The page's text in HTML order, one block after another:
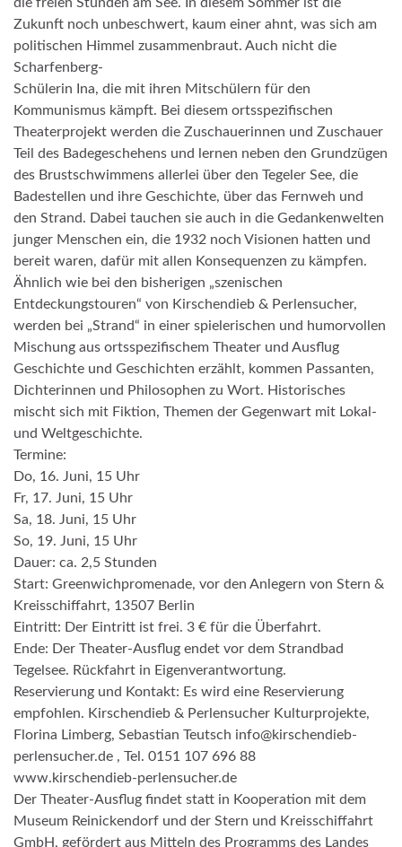
Zukunft noch unbeschwert, kaum einer ahnt, was sich am
politischen Himmel zusammenbraut. Auch nicht die
Scharfenberg-
Schülerin Ina, die mit ihren Mitschülern für den
Kommunismus kämpft. Bei diesem ortsspezifischen
Theaterprojekt werden die Zuschauerinnen und Zuschauer
Teil des Badegeschehens und lernen neben den Grundzügen
des Brustschwimmens allerlei über den Tegeler See, die
Badestellen und ihre Geschichte, über das Fernweh und
den Strand. Dabei tauchen sie auch in die Gedankenwelten
junger Menschen ein, die 1932 noch Visionen hatten und
bereit waren, dafür mit allen Konsequenzen zu kämpfen.
Ähnlich wie bei den bisherigen „szenischen
Entdeckungstouren“ von Kirschendieb & Perlensucher,
werden bei „Strand“ in einer spielerischen und humorvollen
Mischung aus ortsspezifischem Theater und Ausflug
Geschichte und Geschichten erzählt, kommen Passanten,
Dichterinnen und Philosophen zu Wort. Historisches
mischt sich mit Fiktion, Themen der Gegenwart mit Lokal-
und Weltgeschichte.
Termine:
Do, 16. Juni, 15 Uhr
Fr, 17. Juni, 15 Uhr
Sa, 18. Juni, 15 Uhr
So, 19. Juni, 15 Uhr
Dauer: ca. 2,5 Stunden
Start: Greenwichpromenade, vor den Anlegern von Stern &
Kreisschiffahrt, 13507 Berlin
Eintritt: Der Eintritt ist frei. 3 € für die Überfahrt.
Ende: Der Theater-Ausflug endet vor dem Strandbad
Tegelsee. Rückfahrt in Eigenverantwortung.
Reservierung und Kontakt: Es wird eine Reservierung
empfohlen. Kirschendieb & Perlensucher Kulturprojekte,
Florina Limberg, Sebastian Teutsch info@kirschendieb-
perlensucher.de , Tel. 0151 107 696 88
www.kirschendieb-perlensucher.de
Der Theater-Ausflug findet statt in Kooperation mit dem
Museum Reinickendorf und der Stern und Kreisschiffahrt
GmbH, gefördert aus Mitteln des Programms des Landes